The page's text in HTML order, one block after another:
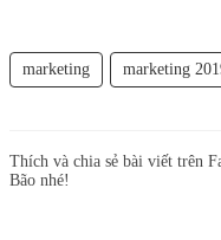
marketing marketing
Thích và chia sẻ bài viết trên
Bão nhé!